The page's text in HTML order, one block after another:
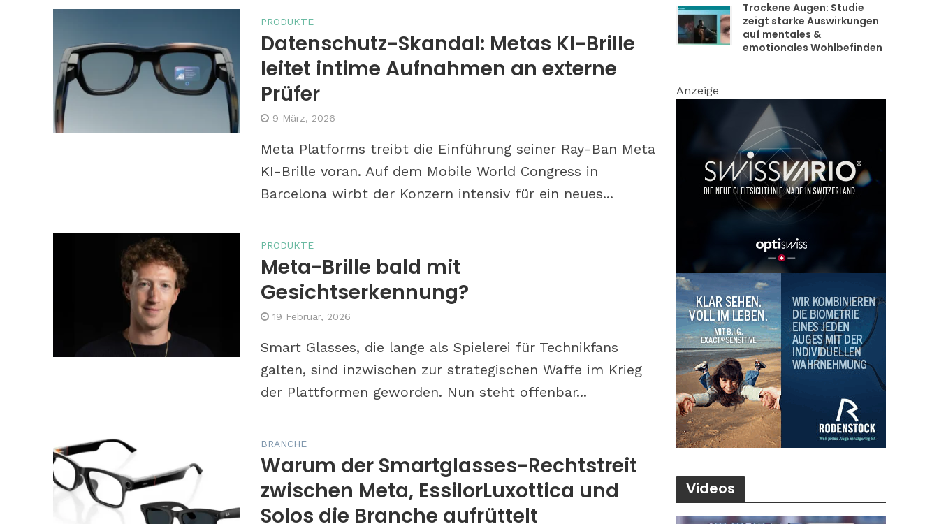
PRODUKTE
Datenschutz-Skandal: Metas KI-Brille
leitet intime Aufnahmen an externe
Prüfer
9 März, 2026
Meta Platforms treibt die Einführung seiner Ray-Ban Meta
KI-Brille voran. Auf dem Mobile World Congress in
Barcelona wirbt der Konzern intensiv für ein neues...
PRODUKTE
Meta-Brille bald mit
Gesichtserkennung?
19 Februar, 2026
Smart Glasses, die lange als Spielerei für Technikfans
galten, sind inzwischen zur strategischen Waffe im Krieg
der Plattformen geworden. Nun steht offenbar...
BRANCHE
Warum der Smartglasses-Rechtstreit
zwischen Meta, EssilorLuxottica und
Solos die Branche aufrüttelt
Trockene Augen: Studie
zeigt starke Auswirkungen
auf mentales &
emotionales Wohlbefinden
Anzeige
Videos